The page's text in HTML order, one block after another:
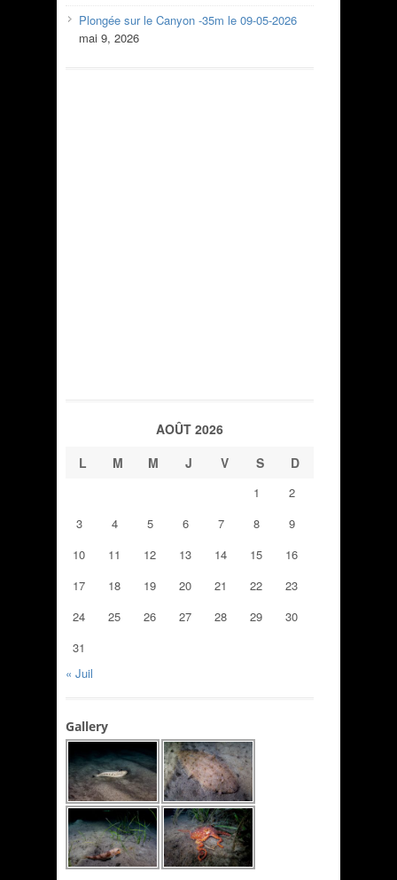
Plongée sur le Canyon -35m le 09-05-2026
mai 9, 2026
AOÛT 2026
L
M M J V S D
1
2
3
4 5 6 7 8
9
10
11 12 13 14 15
16
17
18 19 20 21 22
23
24
25 26 27 28 29
30
31
« Juil
Gallery